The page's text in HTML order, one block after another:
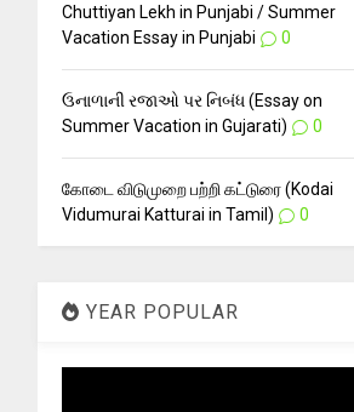
Chuttiyan Lekh in Punjabi / Summer
Vacation Essay in Punjabi
0
ઉનાળાની રજાઓ પર નિબંધ (Essay on
Summer Vacation in Gujarati)
0
கோடை விடுமுறை பற்றி கட்டுரை (Kodai
Vidumurai Katturai in Tamil)
0
YEAR POPULAR